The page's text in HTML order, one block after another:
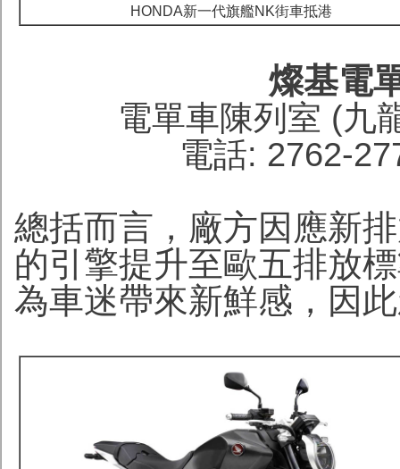
HONDA新一代旗艦NK街車抵港
燦基電
電單車陳列室 (九
電話: 2762-
總括而言，廠方因應新
的引擎提升至歐五排放
為車迷帶來新鮮感，因